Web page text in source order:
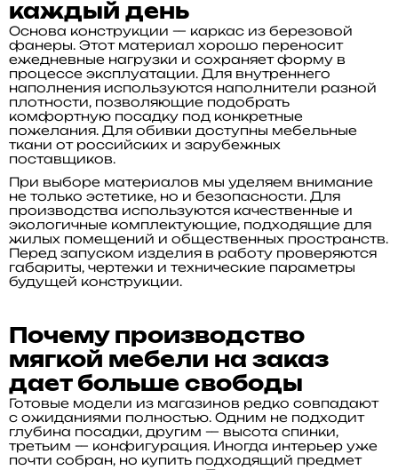
каждый день
Основа конструкции — каркас из березовой
фанеры. Этот материал хорошо переносит
ежедневные нагрузки и сохраняет форму в
процессе эксплуатации. Для внутреннего
наполнения используются наполнители разной
плотности, позволяющие подобрать
комфортную посадку под конкретные
пожелания. Для обивки доступны мебельные
ткани от российских и зарубежных
поставщиков.
При выборе материалов мы уделяем внимание
не только эстетике, но и безопасности. Для
производства используются качественные и
экологичные комплектующие, подходящие для
жилых помещений и общественных пространств.
Перед запуском изделия в работу проверяются
габариты, чертежи и технические параметры
будущей конструкции.
Почему производство
мягкой мебели на заказ
дает больше свободы
Готовые модели из магазинов редко совпадают
с ожиданиями полностью. Одним не подходит
глубина посадки, другим — высота спинки,
третьим — конфигурация. Иногда интерьер уже
почти собран, но купить подходящий предмет